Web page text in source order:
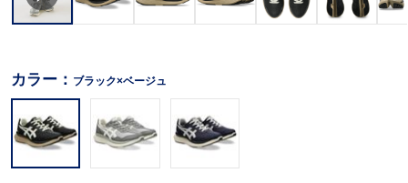
カラー： ブラック×ベージュ